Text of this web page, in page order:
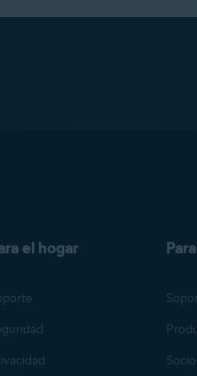
el hogar